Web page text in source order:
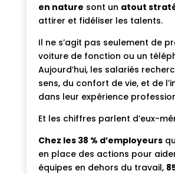
en nature sont un atout
attirer et fidéliser les talents.
Il ne s’agit pas seulement de
voiture de fonction ou un
Aujourd’hui, les salariés
sens, du confort de vie, et de
dans leur expérience
Et les chiffres parlent d’eux-
Chez les 38 % d’employeurs
en place des actions pour
équipes en dehors du travail,